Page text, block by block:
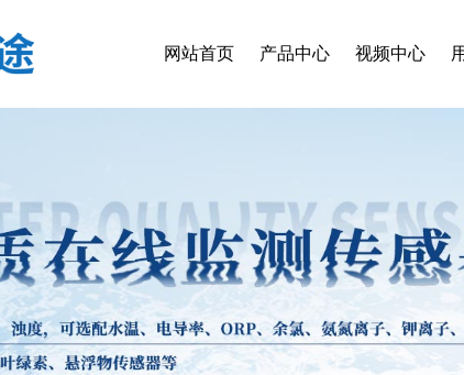
网站首页 产品中心 视频中心